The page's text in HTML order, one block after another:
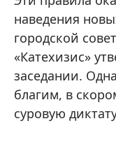
наведения
городской
«Катехизис»
заседании.
благим, в
суровую